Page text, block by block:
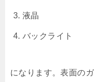
液晶
バックライト
になります。表面の